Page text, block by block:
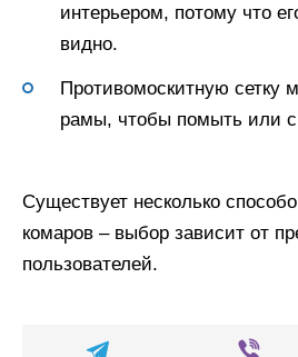
интерьером, потому что
видно.
Противомоскитную сетку
рамы, чтобы помыть или
Существует несколько
комаров – выбор зависит от
пользователей.